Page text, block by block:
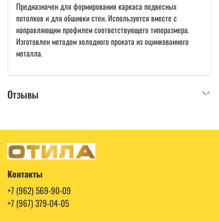
Предназначен для формирования каркаса подвесных
потолков и для обшивки стен. Используется вместе с
направляющим профилем соответствующего типоразмера.
Изготовлен методом холодного проката из оцинкованного
металла.
Отзывы
Контакты
+7 (962) 569-90-09
+7 (967) 379-04-05